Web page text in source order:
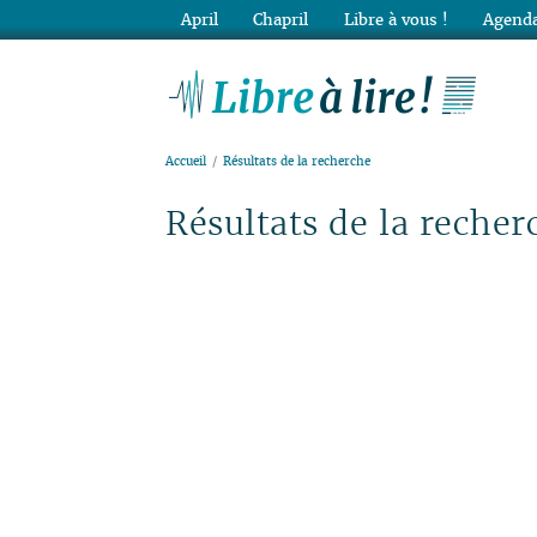
Accueil Résultats de la recherche
Résultats de la
April Chapril Libre à vous !